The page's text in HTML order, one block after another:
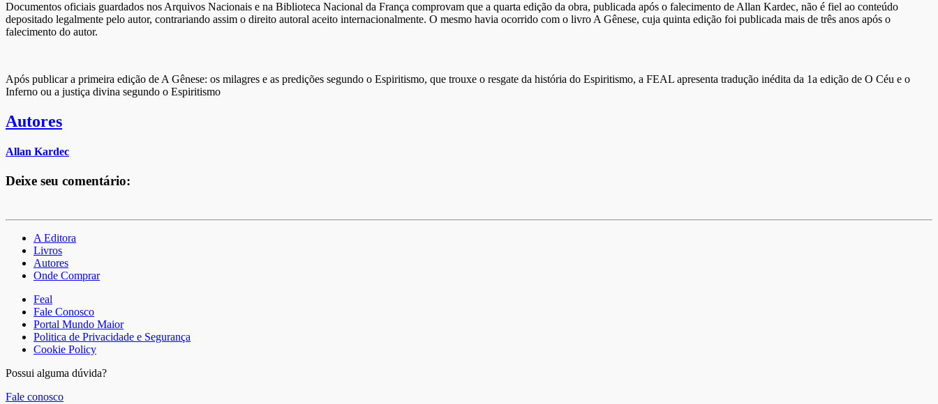
Documentos oficiais guardados nos Arquivos Nacionais e na Biblioteca Nacional da França comprovam que a quarta edição da obra, publicada após o falecimento de Allan Kardec, não é fiel ao conteúdo
depositado legalmente pelo autor, contrariando assim o direito autoral aceito internacionalmente. O mesmo havia ocorrido com o livro A Gênese, cuja quinta edição foi publicada mais de três anos após o
falecimento do autor.
Após publicar a primeira edição de A Gênese: os milagres e as predições segundo o Espiritismo, que trouxe o resgate da história do Espiritismo, a FEAL apresenta tradução inédita da 1a edição de O Céu e o
Inferno ou a justiça divina segundo o Espiritismo
Autores
Allan Kardec
Deixe seu comentário:
A Editora
Livros
Autores
Onde Comprar
Feal
Fale Conosco
Portal Mundo Maior
Politica de Privacidade e Segurança
Cookie Policy
Possui alguma dúvida?
Fale conosco